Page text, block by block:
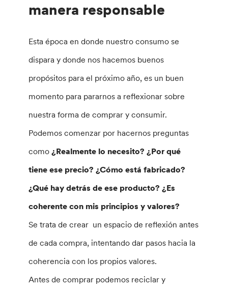
manera responsable
Esta época en donde nuestro consumo se
dispara y donde nos hacemos buenos
propósitos para el próximo año, es un buen
momento para pararnos a reflexionar sobre
nuestra forma de comprar y consumir.
Podemos comenzar por hacernos preguntas
como¿Realmente lo necesito? ¿Por qué
tiene ese precio? ¿Cómo está fabricado?
¿Qué hay detrás de ese producto? ¿Es
coherente con mis principios y valores?
Se trata de crear un espacio de reflexión antes
de cada compra, intentando dar pasos hacia la
coherencia con los propios valores.
Antes de comprar podemos reciclar y